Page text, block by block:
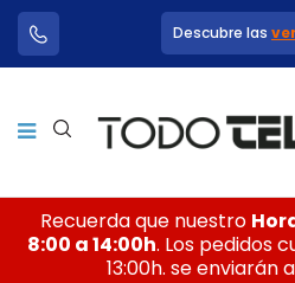
Descubre las
Recuerda que nuestro
8:00 a 14:00h. Los pedidos
13:00h. se enviarán